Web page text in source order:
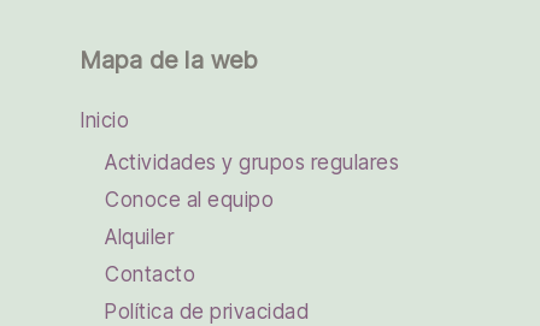
Mapa de la web
Inicio
Actividades y grupos regulares
Conoce al equipo
Alquiler
Contacto
Política de privacidad